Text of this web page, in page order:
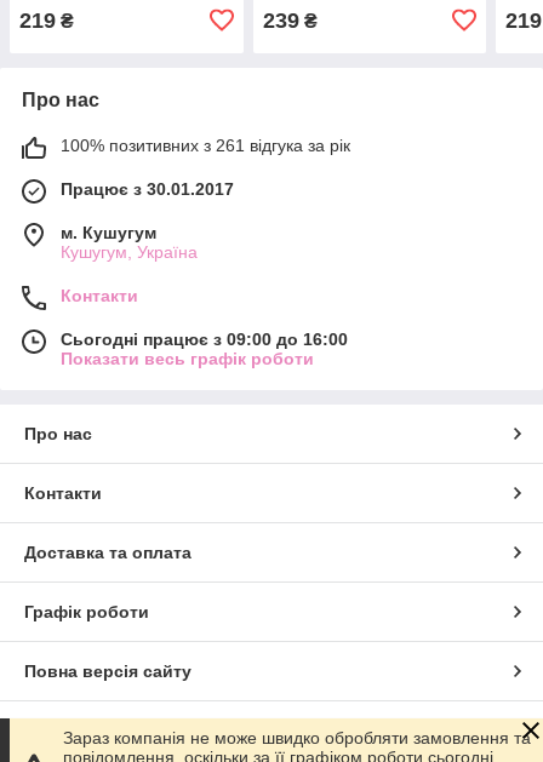
219 ₴ 239₴ 219
Про нас
100% позитивних з 261 відгука за рік
Працює з 30.01.2017
м. Кушугум
Кушугум, Україна
Контакти
Сьогодні працює з 09:00 до 16:00
Показати весь графік роботи
Про нас
Контакти
Доставка та оплата
Графік роботи
Повна версія сайту
Сайт створено на маркетплейсі Prom.ua
Зараз компанія не може швидко обробляти замовлення та
повідомлення, оскільки за її графіком роботи сьогодні